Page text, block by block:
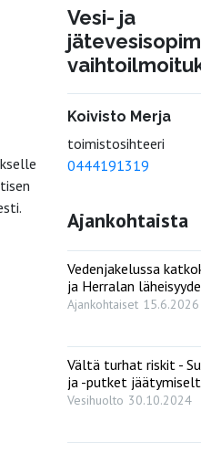
Vesi- ja
Koivisto Merja
toimistosihteeri
0444191319
Ajankohtaista
Vedenjakelussa
ja Herralan
Ajankohtaiset 15.6.2026
Vältä turhat riskit -
ja -putket
Vesihuolto 30.10.2024